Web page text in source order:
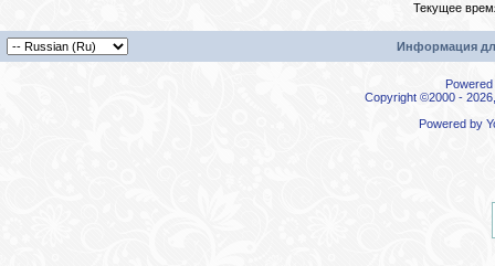
Текущее
Информация
Copyright ©2000 -
Powered by